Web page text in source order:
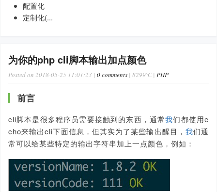
配置化
定制化(...
为你的php cli脚本输出加点颜色
Posted on 2018-05-25 11:01:23 | 0 comments | 8299℃ | PHP
前言
cli脚本是很多程序员需要接触到的东西，通常我们都使用e
cho来输出cli下面信息，但其实为了某些输出醒目， 我们通
常可以给某些特定的输出字符串加上一点颜色，例如：